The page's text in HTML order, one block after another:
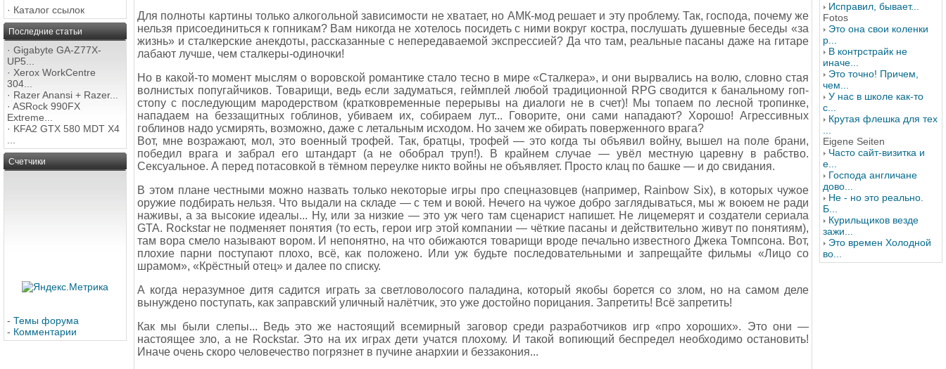
· Каталог ссылок
Последние статьи
· Gigabyte GA-Z77X-
UP5...
· Xerox WorkCentre
304...
· Razer Anansi + Razer...
· ASRock 990FX
Extreme...
· KFA2 GTX 580 MDT X4
Счетчики
- Темы форума
- Комментарии
Для полноты картины только алкогольной зависимости не хватает, но АМК-мод решает и эту проблему. Так, господа, почему же
нельзя присоединиться к гопникам? Вам никогда не хотелось посидеть с ними вокруг костра, послушать душевные беседы «за
жизнь» и сталкерские анекдоты, рассказанные с непередаваемой экспрессией? Да что там, реальные пасаны даже на гитаре
лабают лучше, чем сталкеры-одиночки!
Но в какой-то момент мыслям о воровской романтике стало тесно в мире «Сталкера», и они вырвались на волю, словно стая
волнистых попугайчиков. Товарищи, ведь если задуматься, геймплей любой традиционной RPG сводится к банальному гоп-
стопу с последующим мародерством (кратковременные перерывы на диалоги не в счет)! Мы топаем по лесной тропинке,
нападаем на беззащитных гоблинов, убиваем их, собираем лут... Говорите, они сами нападают? Хорошо! Агрессивных
гоблинов надо усмирять, возможно, даже с летальным исходом. Но зачем же обирать поверженного врага?
Вот, мне возражают, мол, это военный трофей. Так, братцы, трофей — это когда ты объявил войну, вышел на поле брани,
победил врага и забрал его штандарт (а не обобрал труп!). В крайнем случае — увёл местную царевну в рабство.
Сексуальное. А перед потасовкой в тёмном переулке никто войны не объявляет. Просто клац по башке — и до свидания.
В этом плане честными можно назвать только некоторые игры про спецназовцев (например, Rainbow Six), в которых чужое
оружие подбирать нельзя. Что выдали на складе — с тем и воюй. Нечего на чужое добро заглядываться, мы ж воюем не ради
наживы, а за высокие идеалы... Ну, или за низкие — это уж чего там сценарист напишет. Не лицемерят и создатели сериала
GTA. Rockstar не подменяет понятия (то есть, герои игр этой компании — чёткие пасаны и действительно живут по понятиям),
там вора смело называют вором. И непонятно, на что обижаются товарищи вроде печально известного Джека Томпсона. Вот,
плохие парни поступают плохо, всё, как положено. Или уж будьте последовательными и запрещайте фильмы «Лицо со
шрамом», «Крёстный отец» и далее по списку.
А когда неразумное дитя садится играть за светловолосого паладина, который якобы борется со злом, но на самом деле
вынуждено поступать, как заправский уличный налётчик, это уже достойно порицания. Запретить! Всё запретить!
Как мы были слепы... Ведь это же настоящий всемирный заговор среди разработчиков игр «про хороших». Это они —
настоящее зло, а не Rockstar. Это на их играх дети учатся плохому. И такой вопиющий беспредел необходимо остановить!
Иначе очень скоро человечество погрязнет в пучине анархии и беззакония...
Исправил, бывает...
Fotos
Это она свои коленки
р...
В контрстрайк не
иначе...
Это точно! Причем,
чем...
У нас в школе как-то
с...
Крутая флешка для тех
Eigene Seiten
Часто сайт-визитка и
е...
Господа англичане
дово...
Не - но это реально.
Б...
Курильщиков везде
зажи...
Это времен Холодной
во...